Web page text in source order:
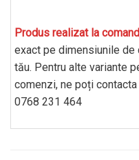
Produs realizat la
exact pe dimensiunile de
tău. Pentru alte variante
comenzi, ne poți
0768 231 464